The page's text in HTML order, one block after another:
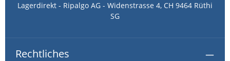
Lagerdirekt - Ripalgo AG - Widenstrasse 4, CH 9464 Rüthi
SG
Rechtliches